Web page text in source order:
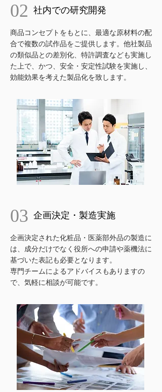
02 社内での研究開発
商品コンセプトをもとに、最適な原材料の配
合で複数の試作品をご提供します。他社製品
の類似品との差別化、特許調査なども実施し
た上で、かつ、安全・安定性試験を実施し、
効能効果を考えた製品化を致します。
03 企画決定・製造実施
企画決定された化粧品・医薬部外品の製造に
は、成分だけでなく役所への申請や薬機法に
基づいた表記も必要となります。
専門チームによるアドバイスもありますの
で、気軽に相談が可能です。